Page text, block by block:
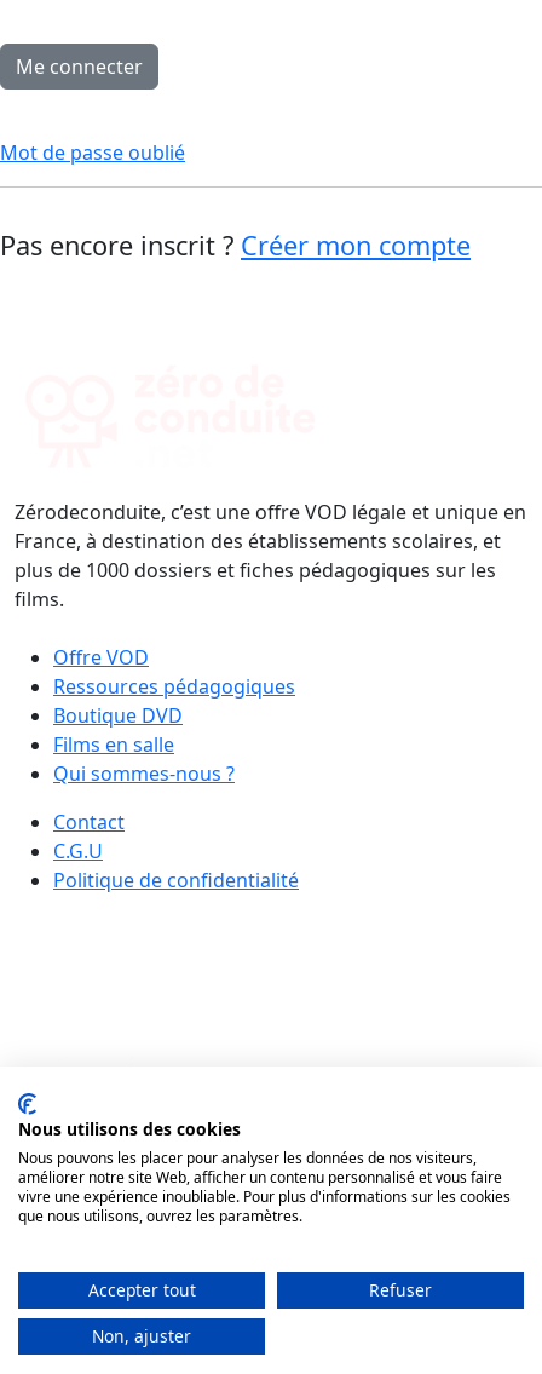
Mot de passe oublié
Pas encore inscrit ? Créer mon compte
Zérodeconduite, c’est une offre VOD légale et unique en
France, à destination des établissements scolaires, et
plus de 1000 dossiers et fiches pédagogiques sur les
films.
Offre VOD
Ressources pédagogiques
Boutique DVD
Films en salle
Qui sommes-nous ?
Contact
C.G.U
Politique de confidentialité
Nous utilisons des cookies
Nous pouvons les placer pour analyser les données de nos visiteurs,
améliorer notre site Web, afficher un contenu personnalisé et vous faire
vivre une expérience inoubliable. Pour plus d'informations sur les cookies
que nous utilisons, ouvrez les paramètres.
Accepter tout
Refuser
Non, ajuster